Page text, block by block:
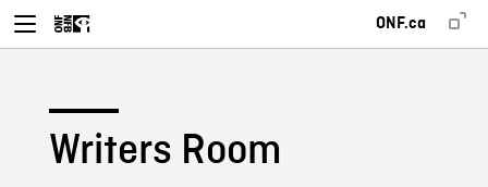
ONF.ca
Writers Room